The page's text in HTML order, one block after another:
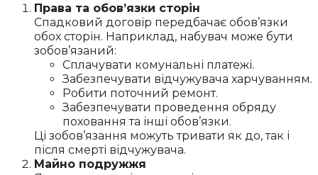
Права та обов’язки сторін
Спадковий договір передбачає обов’язки
обох сторін. Наприклад, набувач може бути
зобов’язаний:
Сплачувати комунальні платежі.
Забезпечувати відчужувача харчуванням.
Робити поточний ремонт.
Забезпечувати проведення обряду
поховання та інші обов’язки.
Ці зобов’язання можуть тривати як до, так і
після смерті відчужувача.
Майно подружжя